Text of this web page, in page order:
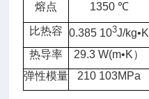
熔点 1350 ℃
比热容 0.385 103J/kg•K
热导率
29.3 W(m•K）
弹性模量
210 103MPa